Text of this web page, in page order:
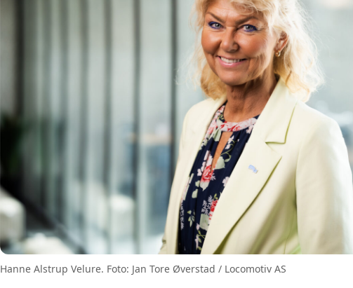
Hanne Alstrup Velure. Foto: Jan Tore Øverstad / Locomotiv AS